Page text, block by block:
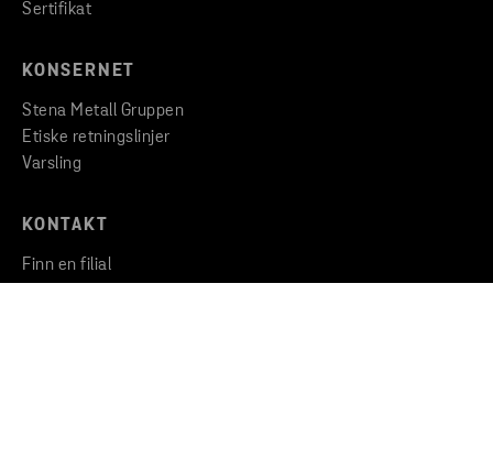
Sertifikat
KONSERNET
Stena Metall Gruppen
Etiske retningslinjer
Varsling
KONTAKT
Finn en filial